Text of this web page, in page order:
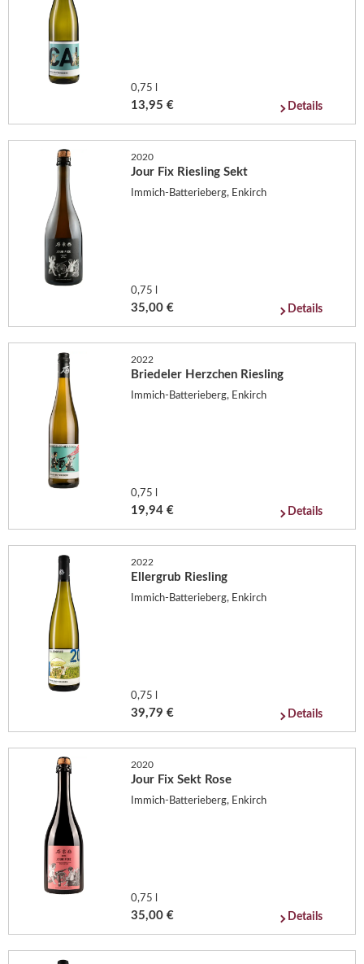
0,75 l
13,95 € Details
2020
Jour Fix Riesling Sekt
Immich-Batterieberg, Enkirch
0,75 l
35,00 € Details
2022
Briedeler Herzchen Riesling
Immich-Batterieberg, Enkirch
0,75 l
19,94 € Details
2022
Ellergrub Riesling
Immich-Batterieberg, Enkirch
0,75 l
39,79 € Details
2020
Jour Fix Sekt Rose
Immich-Batterieberg, Enkirch
0,75 l
35,00 € Details